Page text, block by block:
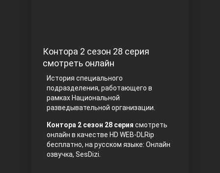
Правосyдие
Контора 2 сезон 28 серия
смотреть онлайн
История специального
подразделения, работающего в
рамках Национальной
разведывательной организации.
Контора 2 сезон 28 серия смотреть
онлайн в качестве HD WEB-DLRip
бесплатно, на русском языке: Онлайн
озвучка, SesDizi.